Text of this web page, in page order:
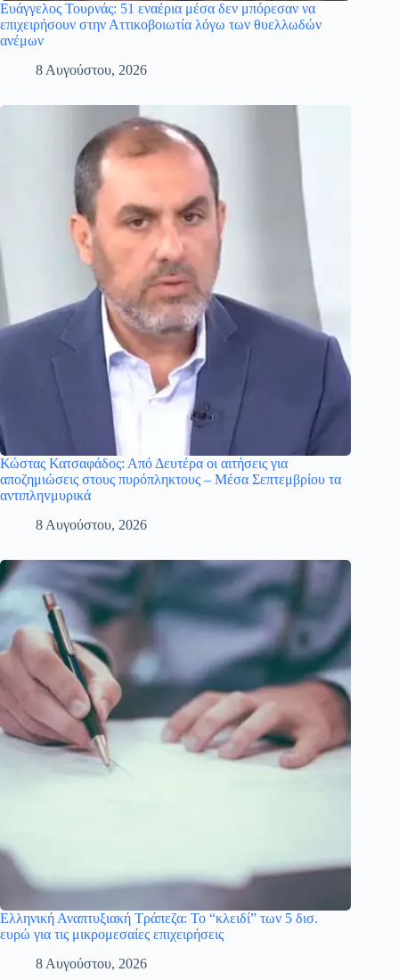
Ευάγγελος Τουρνάς: 51 εναέρια μέσα δεν μπόρεσαν να
επιχειρήσουν στην Αττικοβοιωτία λόγω των θυελλωδών
ανέμων
8 Αυγούστου, 2026
Κώστας Κατσαφάδος: Από Δευτέρα οι αιτήσεις για
αποζημιώσεις στους πυρόπληκτους – Μέσα Σεπτεμβρίου τα
αντιπληvμυρικά
8 Αυγούστου, 2026
Ελληνική Αναπτυξιακή Τράπεζα: Το “κλειδί” των 5 δισ.
ευρώ για τις μικρομεσαίες επιχειρήσεις
8 Αυγούστου, 2026